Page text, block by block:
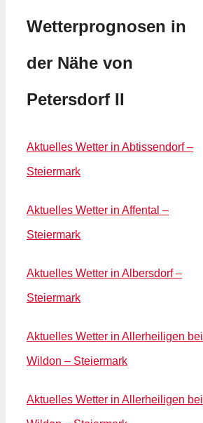
Wetterprognosen in
der Nähe von
Petersdorf II
Aktuelles Wetter in Abtissendorf –
Steiermark
Aktuelles Wetter in Affental –
Steiermark
Aktuelles Wetter in Albersdorf –
Steiermark
Aktuelles Wetter in Allerheiligen bei
Wildon – Steiermark
Aktuelles Wetter in Allerheiligen bei